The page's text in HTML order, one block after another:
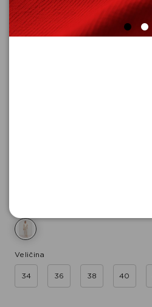
Veličina
34 36 38 40